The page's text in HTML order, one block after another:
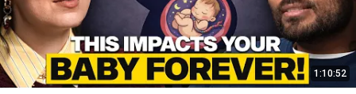
1:10:52